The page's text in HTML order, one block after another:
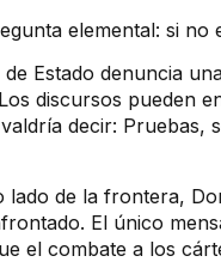
elemental: si no
Estado denuncia
discursos pueden
decir: Pruebas,
lado de la frontera,
El único
el combate a los